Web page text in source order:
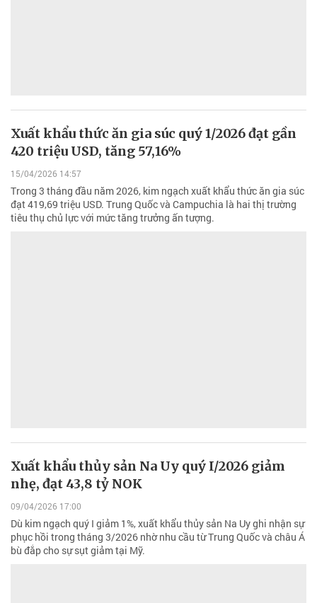
Xuất khẩu thức ăn gia súc quý 1/2026 đạt gần
420 triệu USD, tăng 57,16%
15/04/2026 14:57
Trong 3 tháng đầu năm 2026, kim ngạch xuất khẩu thức ăn gia súc
đạt 419,69 triệu USD. Trung Quốc và Campuchia là hai thị trường
tiêu thụ chủ lực với mức tăng trưởng ấn tượng.
Xuất khẩu thủy sản Na Uy quý I/2026 giảm
nhẹ, đạt 43,8 tỷ NOK
09/04/2026 17:00
Dù kim ngạch quý I giảm 1%, xuất khẩu thủy sản Na Uy ghi nhận sự
phục hồi trong tháng 3/2026 nhờ nhu cầu từ Trung Quốc và châu Á
bù đắp cho sự sụt giảm tại Mỹ.